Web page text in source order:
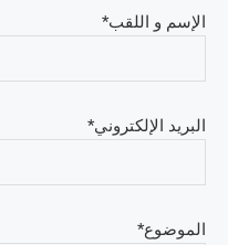
الإسم و اللقب*
البريد الإلكتروني*
الموضوع*